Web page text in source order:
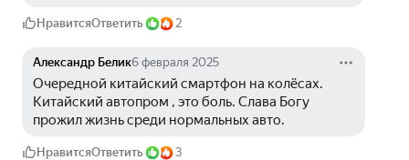
НравитсяОтветить 2
Александр Белик6 февраля 2025
Очередной китайский смартфон на колёсах.
Китайский автопром , это боль. Слава Богу
прожил жизнь среди нормальных авто.
НравитсяОтветить 3